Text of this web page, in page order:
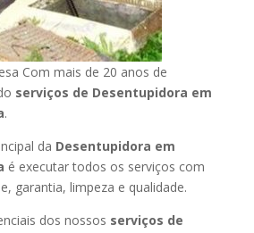
Com mais de 20 anos de
serviços de Desentupidora em
.
da Desentupidora em
é executar todos os serviços com
garantia, limpeza e qualidade.
dos nossos serviços de